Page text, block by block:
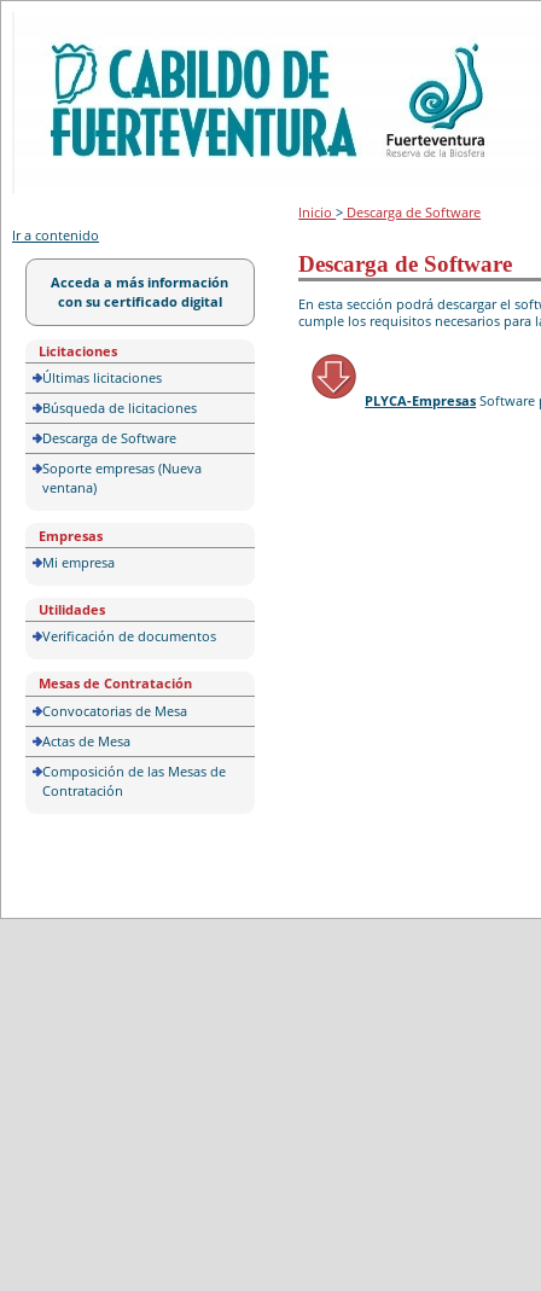
Ir a contenido
Acceda a más información
con su certificado digital
Licitaciones
Últimas licitaciones
Búsqueda de licitaciones
Descarga de Software
Soporte empresas (Nueva
ventana)
Empresas
Mi empresa
Utilidades
Verificación de documentos
Mesas de Contratación
Convocatorias de Mesa
Actas de Mesa
Composición de las Mesas de
Contratación
Inicio> Descarga de Software
Descarga de Software
En esta sección podrá descargar el
cumple los requisitos necesarios para
PLYCA-Empresas Software